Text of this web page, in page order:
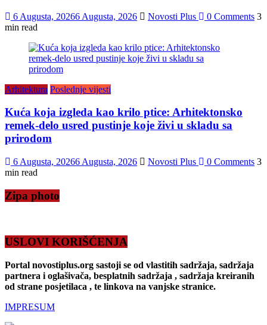
6 Augusta, 20266 Augusta, 2026 Novosti Plus 0 Comments 3
min read
Arhitektura Poslednje vijesti
Kuća koja izgleda kao krilo ptice: Arhitektonsko
remek-delo usred pustinje koje živi u skladu sa
prirodom
6 Augusta, 20266 Augusta, 2026 Novosti Plus 0 Comments 3
min read
Zipa photo
USLOVI KORIŠĆENJA
Portal novostiplus.org sastoji se od vlastitih sadržaja, sadržaja
partnera i oglašivača, besplatnih sadržaja , sadržaja kreiranih
od strane posjetilaca , te linkova na vanjske stranice.
IMPRESUM